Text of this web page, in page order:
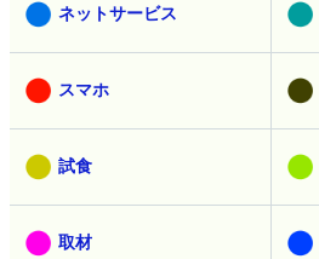
ネットサービス
スマホ
試食
取材